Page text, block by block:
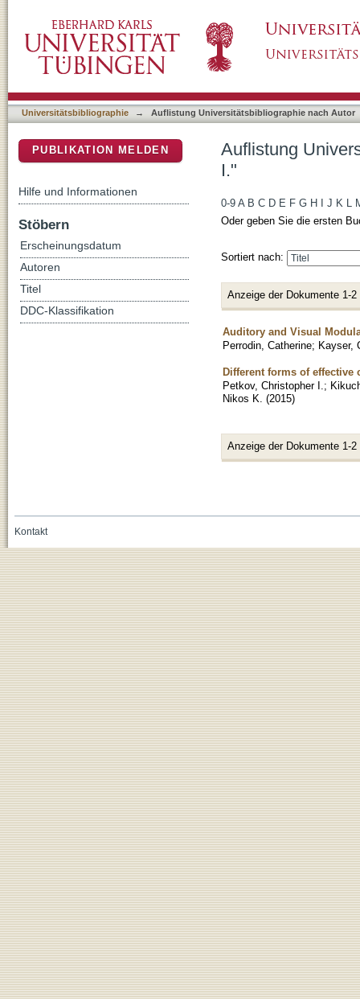
Universitätsbibliographie → Auflistung Universitätsbibliographie nach Autor
Auflistung
I."
0-9 A B C D E F G H J K L
Oder geben Sie die ersten
Sortiert nach:
Anzeige der Dokumente 1-2
Auditory and Visual
Perrodin, Catherine; Kayser,
Different forms of effective
Petkov, Christopher I. ;
Nikos K. (2015)
Anzeige der Dokumente 1-2
PUBLIKATION MELDEN
Hilfe und Informationen
Stöbern
Erscheinungsdatum
Autoren
Titel
DDC-Klassifikation
Kontakt